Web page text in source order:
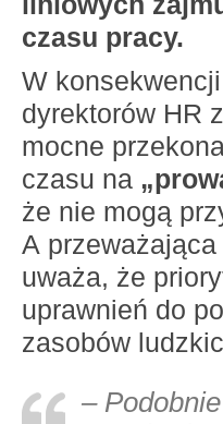
czasu pracy.
W
dyrektorów HR
mocne
czasu na
że nie mogą
A
uważa, że
uprawnień do
zasobów
–